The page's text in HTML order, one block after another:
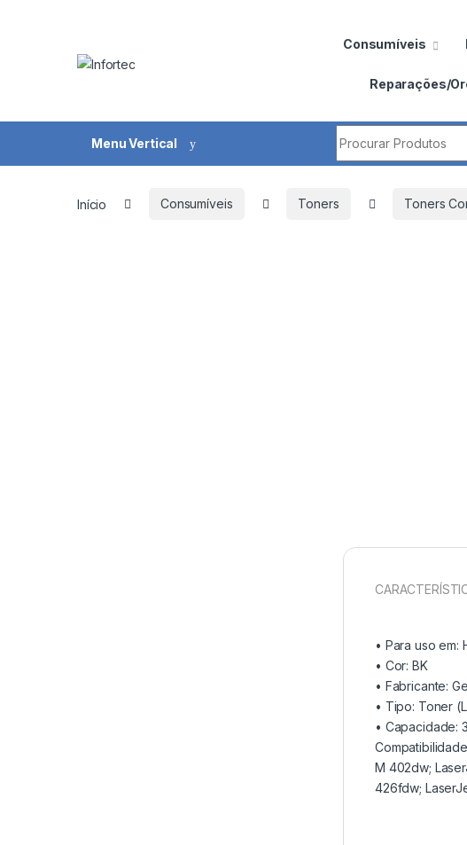
Consumíveis
Reparações/
Menu Vertical
Início Consumíveis Toners Toners
• Para uso em:
• Cor: BK
• Fabricante:
• Tipo: Toner
• Capacidade:
M 402dw;
426fdw;